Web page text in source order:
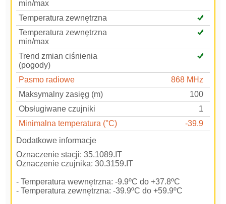
min/max
Temperatura zewnętrzna
Temperatura zewnętrzna
min/max
Trend zmian ciśnienia
(pogody)
Pasmo radiowe
868 MHz
Maksymalny zasięg (m)
100
Obsługiwane czujniki
1
Minimalna temperatura (°C)
-39.9
Dodatkowe informacje
Oznaczenie stacji: 35.1089.IT
Oznaczenie czujnika: 30.3159.IT
- Temperatura wewnętrzna: -9.9ºC do +37.8ºC
- Temperatura zewnętrzna: -39.9ºC do +59.9ºC